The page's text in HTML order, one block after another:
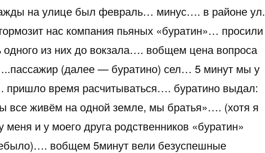
на улице был февраль… минус…. в районе ул.
нас компания пьяных «буратин»… просили
одного из них до вокзала…. вобщем цена вопроса
(далее — буратино) сел… 5 минут мы у
пришло время расчитываться…. буратино выдал:
все живём на одной земле, мы братья»…. (хотя я
меня и у моего друга родственников «буратин»
вобщем 5минут вели безуспешные